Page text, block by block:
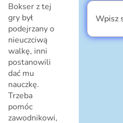
Bokser z tej
gry był
podejrzany o
nieuczciwą
walkę, inni
postanowili
dać mu
nauczkę.
Trzeba
pomóc
zawodnikowi,
Wpisz